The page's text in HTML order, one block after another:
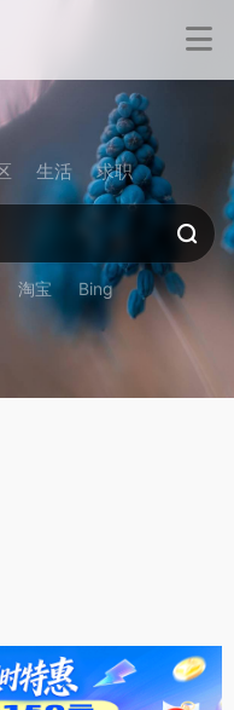
生活 求职
淘宝 Bing